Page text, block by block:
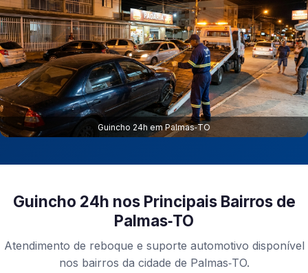
Guincho 24h em Palmas‑TO
Guincho 24h nos Principais Bairros de
Palmas‑TO
Atendimento de reboque e suporte automotivo disponível
nos bairros da cidade de Palmas‑TO.